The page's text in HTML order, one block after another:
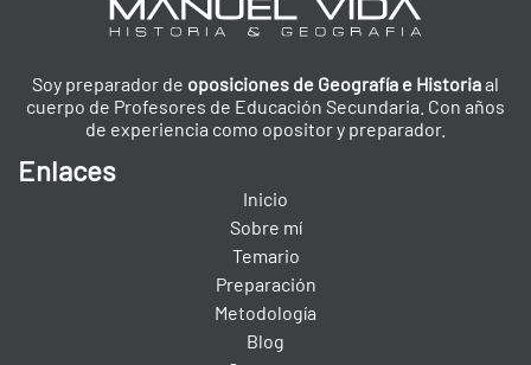
Soy preparador de oposiciones de Geografía e Historiaal
cuerpo de Profesores de Educación Secundaria. Con años
de experiencia como opositor y preparador.
Enlaces
Inicio
Sobre mí
Temario
Preparación
Metodología
Blog